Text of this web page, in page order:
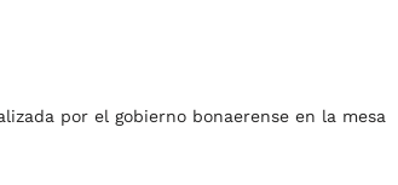
por el gobierno bonaerense en la mesa